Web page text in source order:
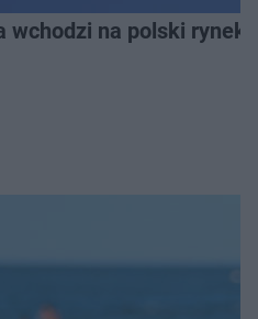
wchodzi na polski